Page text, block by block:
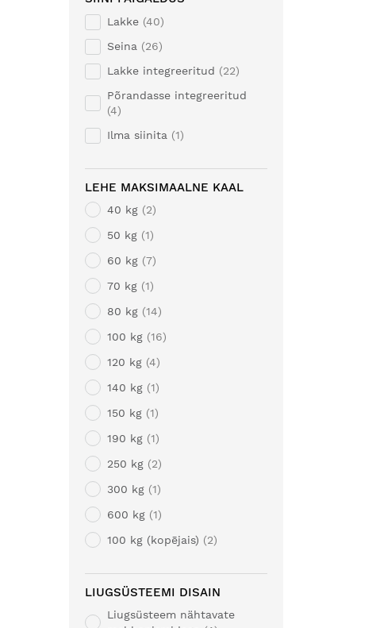
Lakke 40
Seina
26
Lakke integreeritud
22
Põrandasse integreeritud
4
Ilma siinita
1
LEHE MAKSIMAALNE KAAL
40 kg
2
50 kg
1
60 kg
7
70 kg
1
80 kg
14
100 kg
16
120 kg 4
140 kg
1
150 kg
1
190 kg
1
250 kg
2
300 kg
1
600 kg
1
100 kg (kopējais)
2
LIUGSÜSTEEMI DISAIN
Liugsüsteem nähtavate